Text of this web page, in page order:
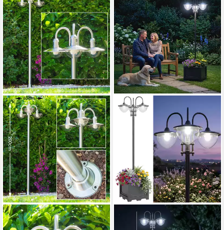
HOFSTEIN
Außen-Stehlampe »Verna«
OUTSUNNY
Außen-Stehlampe Gartenlicht